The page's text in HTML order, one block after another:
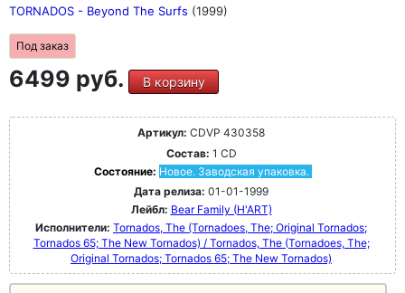
TORNADOS - Beyond The Surfs (1999)
Под заказ
6499 руб. В корзину
Артикул: CDVP 430358
Состав: 1 CD
Состояние: Новое. Заводская упаковка.
Дата релиза: 01-01-1999
Лейбл: Bear Family (H'ART)
Исполнители: Tornados, The (Tornadoes, The; Original Tornados;
Tornados 65; The New Tornados) / Tornados, The (Tornadoes, The;
Original Tornados; Tornados 65; The New Tornados)